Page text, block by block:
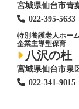
宮城県仙台市青
022-395-5633
特別養護老人ホー
企業主導型保育
八沢の杜
宮城県仙台市泉
022-341-9015